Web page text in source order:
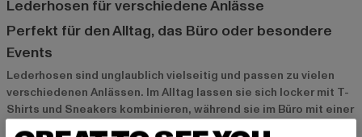
Lederhosen für verschiedene Anlässe
Perfekt für den Alltag, das Büro oder besondere
Events
Lederhosen sind unglaublich vielseitig und passen zu vielen
verschiedenen Anlässen. Im Alltag lassen sie sich locker mit T-
Shirts und Sneakers kombinieren, während sie im Büro mit einer